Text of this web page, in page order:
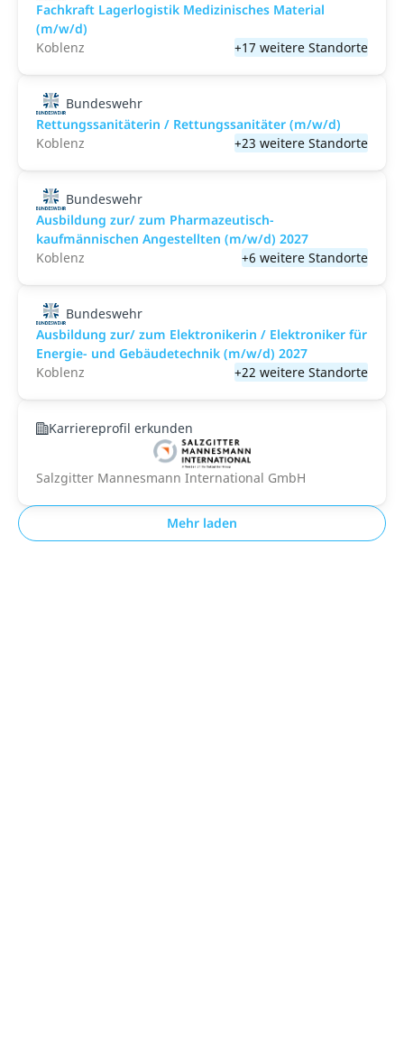
Fachkraft Lagerlogistik Medizinisches Material
(m/w/d)
Koblenz
+17 weitere Standorte
Bundeswehr
Rettungssanitäterin / Rettungssanitäter (m/w/d)
Koblenz
+23 weitere Standorte
Bundeswehr
Ausbildung zur/ zum Pharmazeutisch-
kaufmännischen Angestellten (m/w/d) 2027
Koblenz
+6 weitere Standorte
Bundeswehr
Ausbildung zur/ zum Elektronikerin / Elektroniker für
Energie- und Gebäudetechnik (m/w/d) 2027
Koblenz
+22 weitere Standorte
Karriereprofil erkunden
Salzgitter Mannesmann International GmbH
Mehr laden